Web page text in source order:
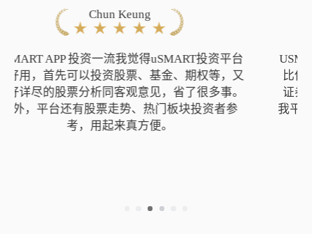
YUN WANG
USMART接口清晰易用用usmart做股票买卖成本
比传统证券行低好多， 而且界面就好用过传统
证券行十倍， 同时配合人工智能的筛选器令到
我平时自己选股省了好多时间， usmart绝对是我
用得最多的几个app之一。